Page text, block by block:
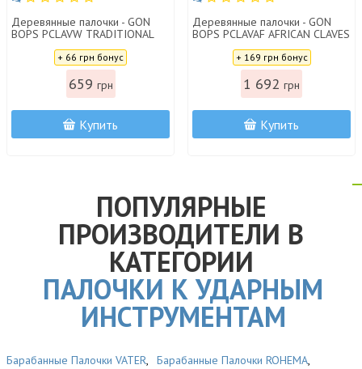
Деревянные палочки - GON
BOPS PCLAVW TRADITIONAL
WHITE WOOD CLAVES
+ 66 грн бонус
659 грн
Купить
Деревянные палочки - GON
BOPS PCLAVAF AFRICAN CLAVES
+ 169 грн бонус
1 692 грн
Купить
ПОПУЛЯРНЫЕ
ПРОИЗВОДИТЕЛИ В
КАТЕГОРИИ
ПАЛОЧКИ К УДАРНЫМ
ИНСТРУМЕНТАМ
Барабанные Палочки VATER, Барабанные Палочки ROHEMA,